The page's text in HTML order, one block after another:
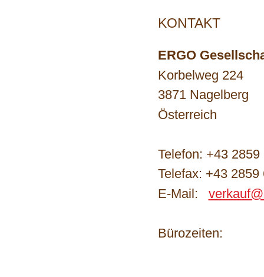
KONTAKT
ERGO
Korbelweg 224
3871 Nagelberg
Österreich
Telefon: +43 2859
Telefax: +43 2859
E-Mail:
Bürozeiten: